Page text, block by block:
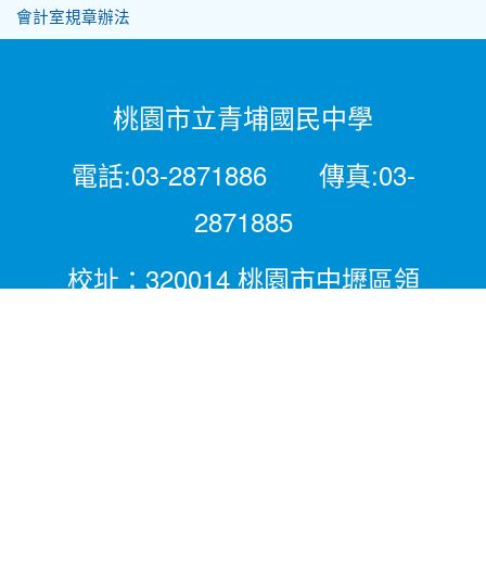
會計室規章辦法
桃園市立青埔國民中學
電話:03-2871886 傳真:03-
2871885
校址：320014 桃園市中壢區領